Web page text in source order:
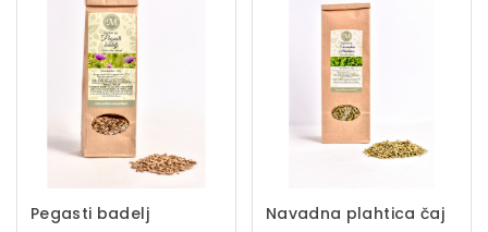
Pegasti badelj Navadna plahtica čaj